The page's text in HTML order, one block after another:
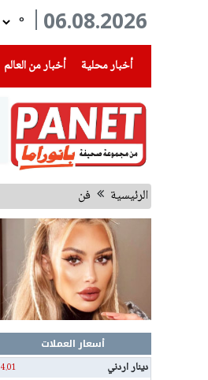
06.08.2026
°
أخبار محلية
(current) أخبار من العالم
الرئيسية فن
أسعار العملات
دينار اردني
4.01